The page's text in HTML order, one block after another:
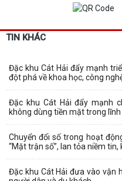
TIN KHÁC
Đặc khu Cát Hải đẩy mạnh
đột phá về khoa học, công
Đặc khu Cát Hải đẩy mạnh
không dùng tiền mặt trong
Chuyển đổi số trong hoạt
“Mặt trận số”, lan tỏa niềm tin,
Đặc khu Cát Hải đưa vào vận